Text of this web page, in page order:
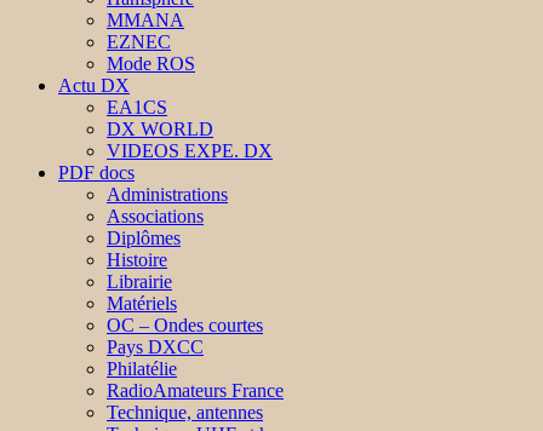
MMANA
EZNEC
Mode ROS
Actu DX
EA1CS
DX WORLD
VIDEOS EXPE. DX
PDF docs
Administrations
Associations
Diplômes
Histoire
Librairie
Matériels
OC – Ondes courtes
Pays DXCC
Philatélie
RadioAmateurs France
Technique, antennes